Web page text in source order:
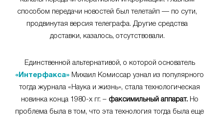
способом передачи новостей был телетайп — по сути,
продвинутая версия телеграфа. Другие средства
доставки, казалось, отсутствовали.
Единственной альтернативой, о которой основатель
«Интерфакса» Михаил Комиссар узнал из популярного
тогда журнала «Наука и жизнь», стала технологическая
новинка конца 1980-х гг. – факсимильный аппарат.Но
проблема была в том, что эта технология тогда была еще